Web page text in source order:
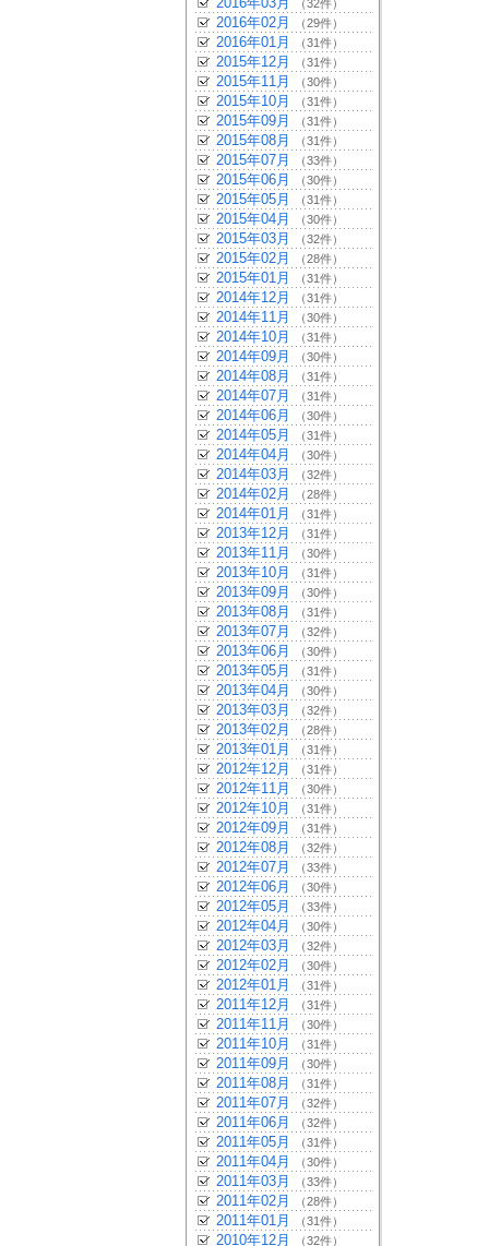
（32件）
2016年02月 （29件）
2016年01月 （31件）
2015年12月 （31件）
2015年11月 （30件）
2015年10月 （31件）
2015年09月 （31件）
2015年08月 （31件）
2015年07月 （33件）
2015年06月 （30件）
2015年05月 （31件）
2015年04月 （30件）
2015年03月 （32件）
2015年02月 （28件）
2015年01月 （31件）
2014年12月 （31件）
2014年11月 （30件）
2014年10月 （31件）
2014年09月 （30件）
2014年08月 （31件）
2014年07月 （31件）
2014年06月 （30件）
2014年05月 （31件）
2014年04月 （30件）
2014年03月 （32件）
2014年02月 （28件）
2014年01月 （31件）
2013年12月 （31件）
2013年11月 （30件）
2013年10月 （31件）
2013年09月 （30件）
2013年08月 （31件）
2013年07月 （32件）
2013年06月 （30件）
2013年05月 （31件）
2013年04月 （30件）
2013年03月 （32件）
2013年02月 （28件）
2013年01月 （31件）
2012年12月 （31件）
2012年11月 （30件）
2012年10月 （31件）
2012年09月 （31件）
2012年08月 （32件）
2012年07月 （33件）
2012年06月 （30件）
2012年05月 （33件）
2012年04月 （30件）
2012年03月 （32件）
2012年02月 （30件）
2012年01月 （31件）
2011年12月 （31件）
2011年11月 （30件）
2011年10月 （31件）
2011年09月 （30件）
2011年08月 （31件）
2011年07月 （32件）
2011年06月 （32件）
2011年05月 （31件）
2011年04月 （30件）
2011年03月 （33件）
2011年02月 （28件）
2011年01月 （31件）
2010年12月 （32件）